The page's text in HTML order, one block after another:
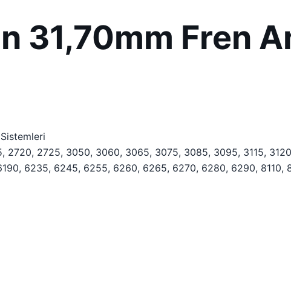
31,70mm Fren
2725, 3050, 3060, 3065, 3075, 3085, 3095, 3115,
6235, 6245, 6255, 6260, 6265, 6270, 6280, 6290, 8110,